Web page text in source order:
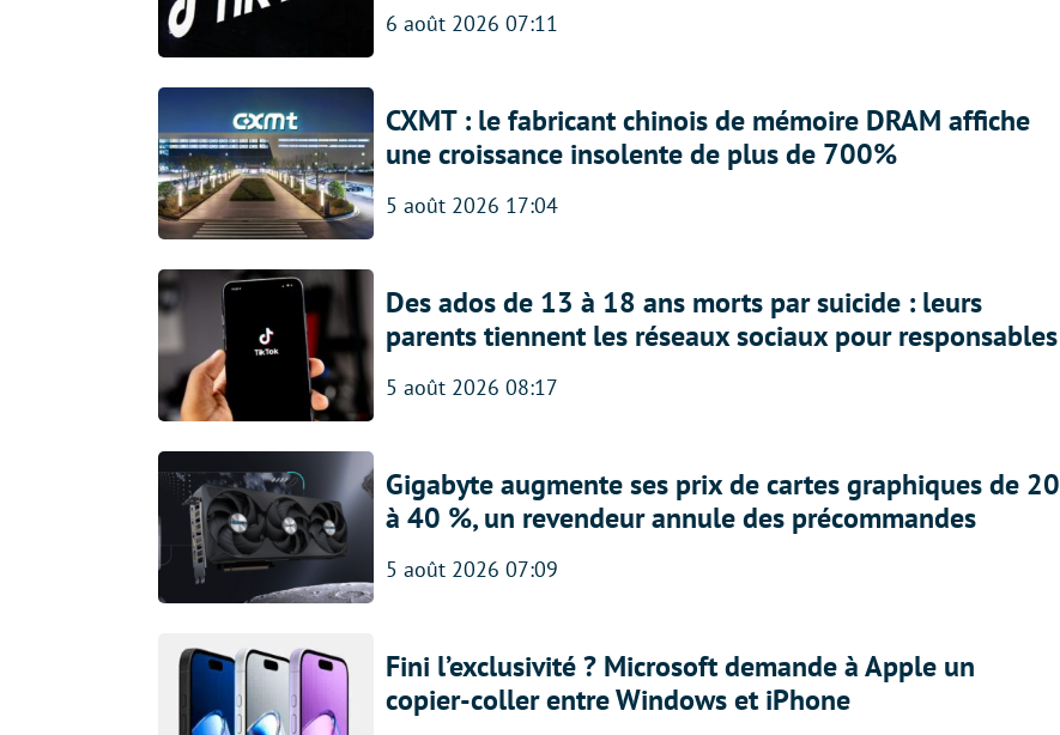
6 août 2026 07:11
CXMT : le fabricant chinois de mémoire DRAM affiche
une croissance insolente de plus de 700%
5 août 2026 17:04
Des ados de 13 à 18 ans morts par suicide : leurs
parents tiennent les réseaux sociaux pour responsables
5 août 2026 08:17
Gigabyte augmente ses prix de cartes graphiques de 20
à 40 %, un revendeur annule des précommandes
5 août 2026 07:09
Fini l’exclusivité ? Microsoft demande à Apple un
copier-coller entre Windows et iPhone